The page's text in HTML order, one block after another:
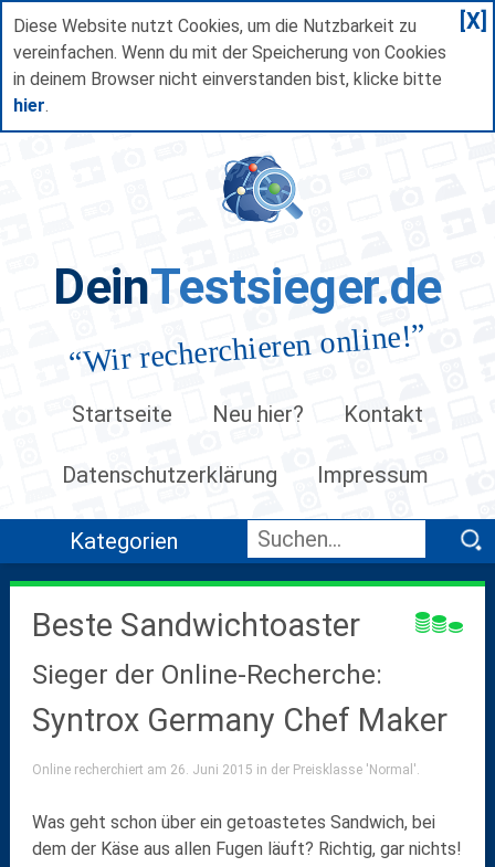
Diese Website nutzt Cookies, um die Nutzbarkeit zu
vereinfachen. Wenn du mit der Speicherung von Cookies
in deinem Browser nicht einverstanden bist, klicke bitte
hier.
[X]
DeinTestsieger.de
“Wir recherchieren online!”
Startseite Neu hier? Kontakt
Datenschutzerklärung Impressum
Kategorien
Beste Sandwichtoaster
Sieger der Online-Recherche:
Syntrox Germany Chef Maker
Online recherchiert am 26. Juni 2015 in der Preisklasse 'Normal'.
Was geht schon über ein getoastetes Sandwich, bei
dem der Käse aus allen Fugen läuft? Richtig, gar nichts!